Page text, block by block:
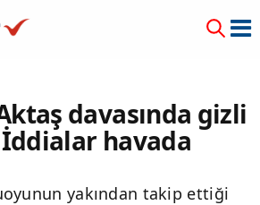
davasında gizli
havada
yakından takip ettiği